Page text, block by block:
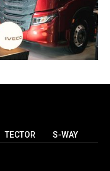
TECTOR S-WAY